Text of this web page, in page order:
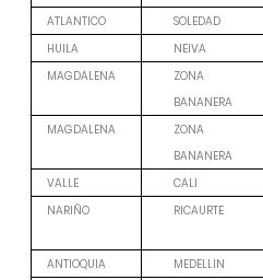
ATLANTICO
SOLEDAD
HUILA
NEIVA
MAGDALENA
ZONA
BANANERA
MAGDALENA
ZONA
BANANERA
VALLE CALI
NARIÑO
RICAURTE
ANTIOQUIA
MEDELLIN